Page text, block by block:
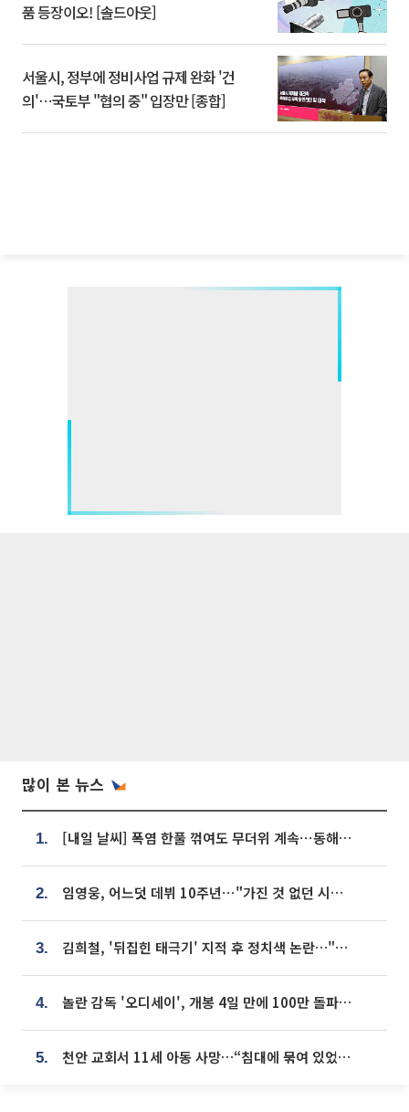
품 등장이오! [솔드아웃]
서울시, 정부에 정비사업 규제 완화 '건
의'⋯국토부 "협의 중" 입장만 [종합]
많이 본 뉴스
1. [내일 날씨] 폭염 한풀 꺾여도 무더위 계속⋯동해안 이틀 연속 비
2. 임영웅, 어느덧 데뷔 10주년⋯"가진 것 없던 시절, 내 앞엔 20명의 팬뿐"
3. 김희철, '뒤집힌 태극기' 지적 후 정치색 논란…"좌우 떠나 우리나라 국기"
4. 놀란 감독 '오디세이', 개봉 4일 만에 100만 돌파⋯'왕사남' 보다 빠르다
5. 천안 교회서 11세 아동 사망…“침대에 묶여 있었다” 진술 확보